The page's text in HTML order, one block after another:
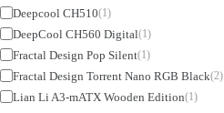
Deepcool CH510(1)
DeepCool CH560 Digital(1)
Fractal Design Pop Silent(1)
Fractal Design Torrent Nano RGB Black(2)
Lian Li A3-mATX Wooden Edition(1)